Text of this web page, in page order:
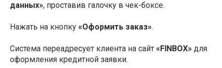
данных», проставив галочку в чек-боксе.
Нажать на кнопку «Оформить заказ».
Система переадресует клиента на сайт «FINBOX» для
оформления кредитной заявки.